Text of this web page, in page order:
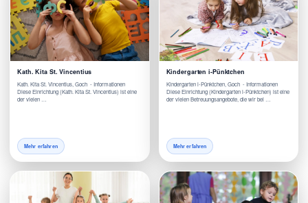
Kath. Kita St. Vincentius
Kath. Kita St. Vincentius, Goch - Informationen
Diese Einrichtung (Kath. Kita St. Vincentius) ist eine
der vielen …
Mehr erfahren
Kindergarten i-Pünktchen
Kindergarten i-Pünktchen, Goch - Informationen
Diese Einrichtung (Kindergarten i-Pünktchen) ist eine
der vielen Betreuungsangebote, die wir bei …
Mehr erfahren